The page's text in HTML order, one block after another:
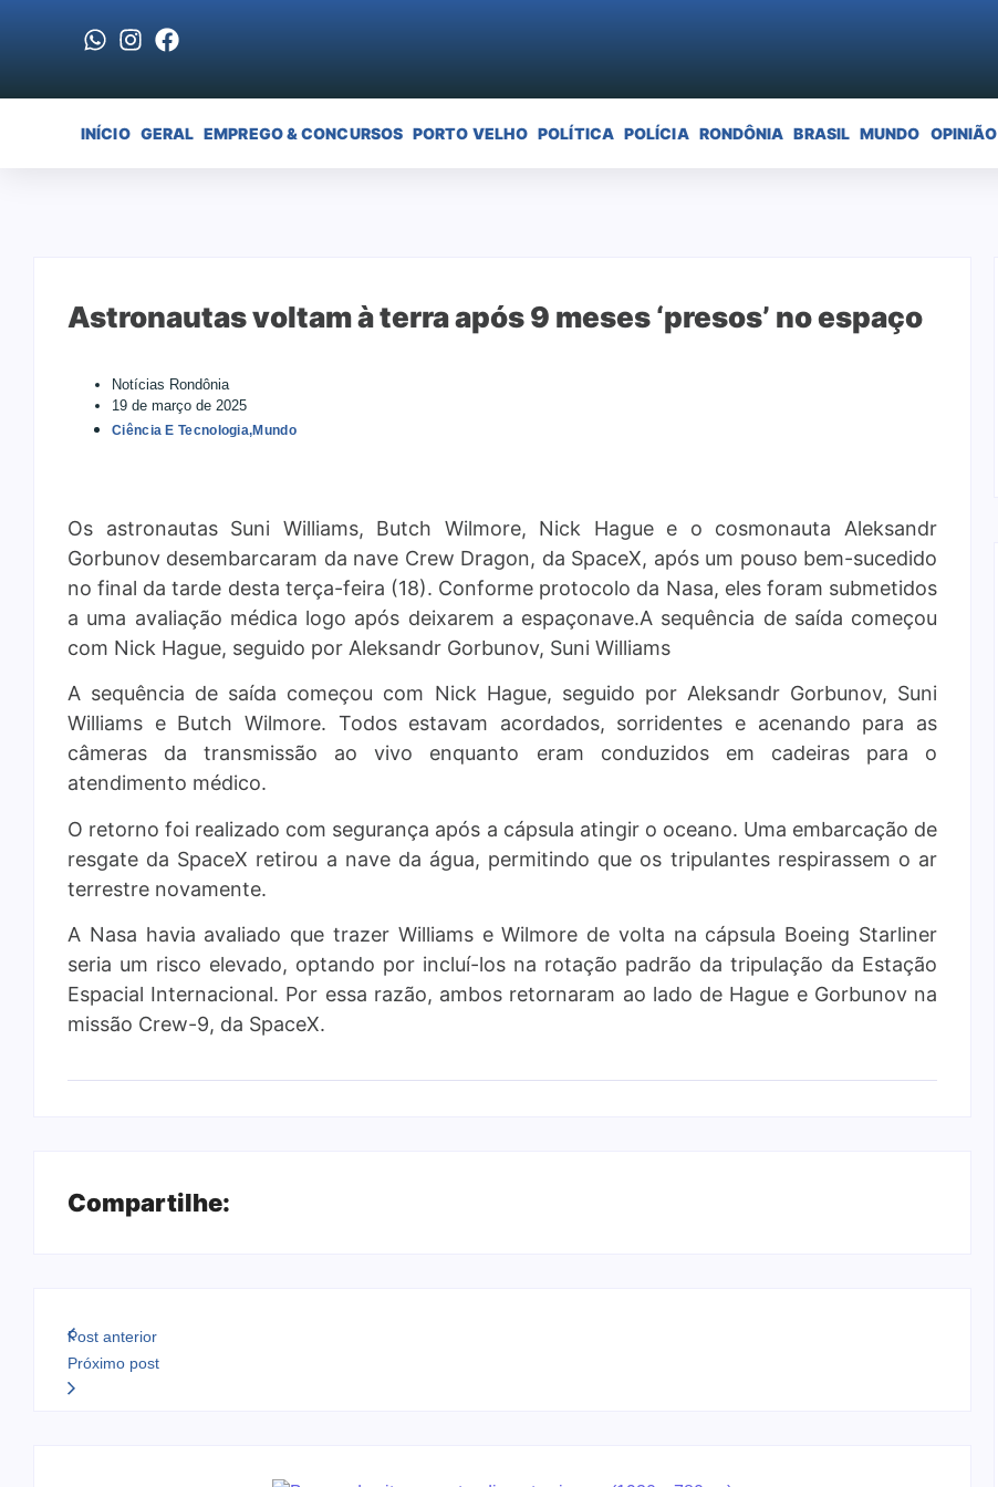
INÍCIO GERAL EMPREGO & CONCURSOS PORTO VELHO POLÍTICA POLÍCIA RONDÔNIA BRASIL MUNDO OPINIÃO
Astronautas voltam à terra após 9 meses ‘presos’ no espaço
Notícias Rondônia
19 de março de 2025
Ciência E Tecnologia,Mundo
Os astronautas Suni Williams, Butch Wilmore, Nick Hague e o cosmonauta Aleksandr
Gorbunov desembarcaram da nave Crew Dragon, da SpaceX, após um pouso bem-sucedido
no final da tarde desta terça-feira (18). Conforme protocolo da Nasa, eles foram submetidos
a uma avaliação médica logo após deixarem a espaçonave.A sequência de saída começou
com Nick Hague, seguido por Aleksandr Gorbunov, Suni Williams
A sequência de saída começou com Nick Hague, seguido por Aleksandr Gorbunov, Suni
Williams e Butch Wilmore. Todos estavam acordados, sorridentes e acenando para as
câmeras da transmissão ao vivo enquanto eram conduzidos em cadeiras para o
atendimento médico.
O retorno foi realizado com segurança após a cápsula atingir o oceano. Uma embarcação de
resgate da SpaceX retirou a nave da água, permitindo que os tripulantes respirassem o ar
terrestre novamente.
A Nasa havia avaliado que trazer Williams e Wilmore de volta na cápsula Boeing Starliner
seria um risco elevado, optando por incluí-los na rotação padrão da tripulação da Estação
Espacial Internacional. Por essa razão, ambos retornaram ao lado de Hague e Gorbunov na
missão Crew-9, da SpaceX.
Compartilhe:
Post anterior
Próximo post